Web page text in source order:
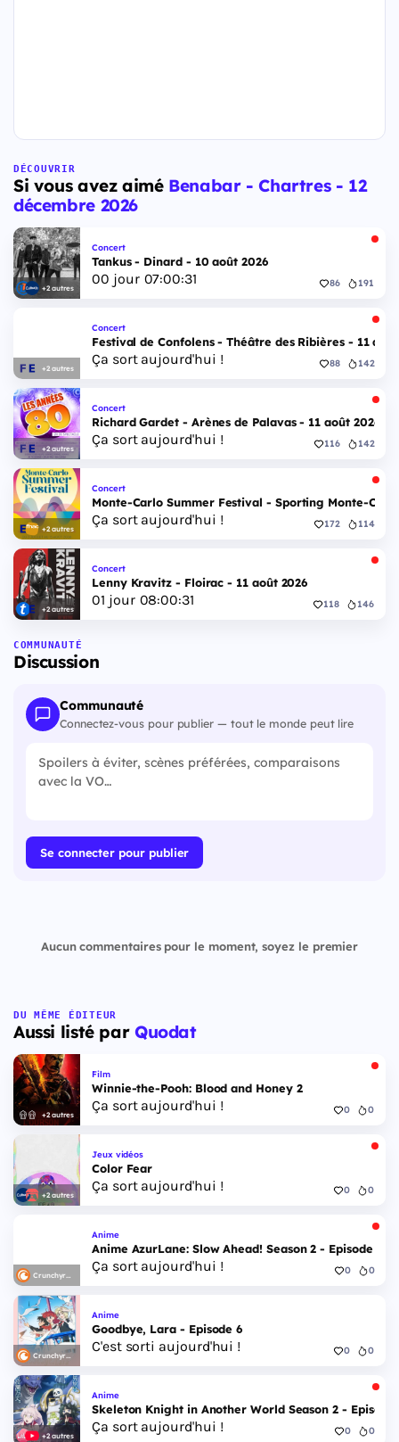
DÉCOUVRIR
Si vous avez aimé Benabar - Chartres - 12
décembre 2026
+2 autres
Concert
Tankus - Dinard - 10 août 2026
00 jour 07:00:30 86 191
+2 autres
Concert
Festival de Confolens - Théâtre des Ribières - 11
Ça sort aujourd'hui ! 88 142
+2 autres
Concert
Richard Gardet - Arènes de Palavas - 11 août 2026
Ça sort aujourd'hui ! 116 142
+2 autres
Concert
Monte-Carlo Summer Festival - Sporting Monte-
Ça sort aujourd'hui ! 172 114
+2 autres
Concert
Lenny Kravitz - Floirac - 11 août 2026
01 jour 08:00:30 118 146
COMMUNAUTÉ
Discussion
Communauté
Connectez-vous pour publier — tout le monde peut lire
Se connecter pour publier
Aucun commentaires pour le moment, soyez le premier
DU MÊME ÉDITEUR
Aussi listé par Quodat
+2 autres
Film
Winnie-the-Pooh: Blood and Honey 2
Ça sort aujourd'hui ! 0 0
+2 autres
Jeux vidéos
Color Fear
Ça sort aujourd'hui ! 0 0
Crunchyroll
Anime
Anime AzurLane: Slow Ahead! Season 2 - Episode 6
Ça sort aujourd'hui ! 0 0
Crunchyroll
Anime
Goodbye, Lara - Episode 6
C'est sorti aujourd'hui ! 0 0
+2 autres
Anime
Skeleton Knight in Another World Season 2 - Episode
Ça sort aujourd'hui ! 0 0